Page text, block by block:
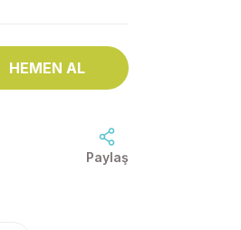
HEMEN AL
Paylaş